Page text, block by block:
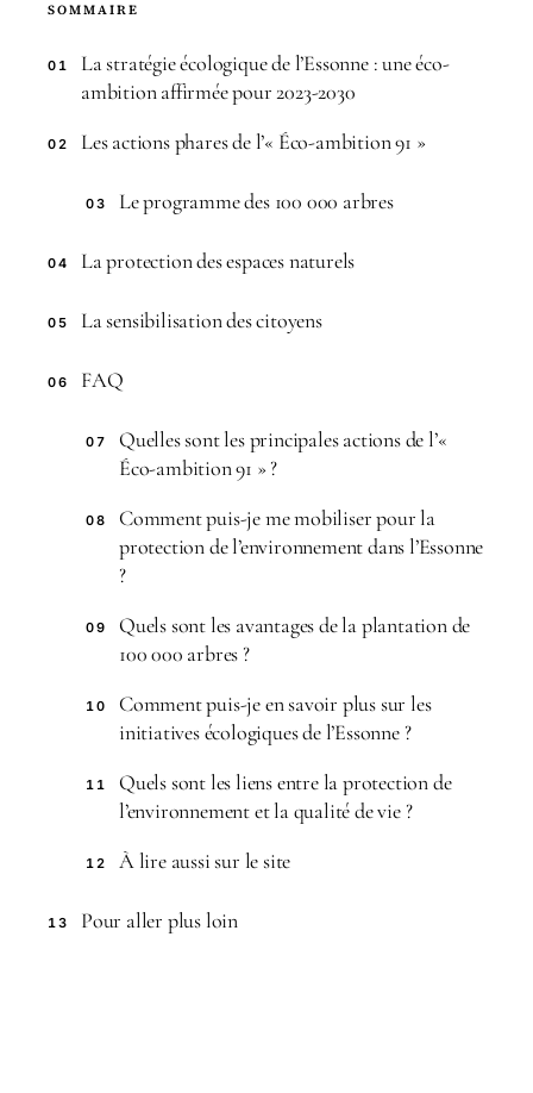
SOMMAIRE
01
La stratégie écologique de l’Essonne : une éco-
ambition affirmée pour 2023-2030
02 Les actions phares de l’« Éco-ambition 91 »
03 Le programme des 100 000 arbres
04 La protection des espaces naturels
05 La sensibilisation des citoyens
06 FAQ
07
Quelles sont les principales actions de l’«
Éco-ambition 91 » ?
08
Comment puis-je me mobiliser pour la
protection de l’environnement dans l’Essonne
?
09
Quels sont les avantages de la plantation de
100 000 arbres ?
10
Comment puis-je en savoir plus sur les
initiatives écologiques de l’Essonne ?
11
Quels sont les liens entre la protection de
l’environnement et la qualité de vie ?
12 À lire aussi sur le site
13 Pour aller plus loin